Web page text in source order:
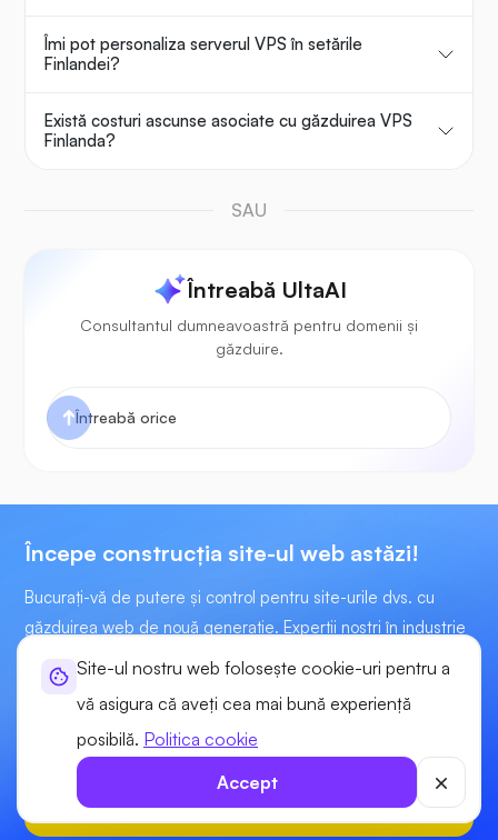
Site-ul nostru web folosește cookie-uri pentru a
vă asigura că aveți cea mai bună experiență
posibilă. Politica cookie
Accept
Îmi pot personaliza serverul VPS în setările
Finlandei?
Există costuri ascunse asociate cu găzduirea VPS
Finlanda?
SAU
Întreabă UltaAI
Consultantul dumneavoastră pentru domenii și
găzduire.
Începe construcţia site-ul web astăzi!
Bucurați-vă de putere și control pentru site-urile dvs. cu
găzduirea web de nouă generație. Experții noștri în industrie
sunt aici pentru a vă oferi asistență tehnică 24x7
Incepe la
$5.51/pentru
Incepe acum